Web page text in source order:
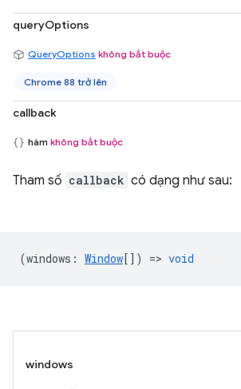
queryOptions
QueryOptions không bắt buộc
Chrome 88 trở lên
callback
hàm không bắt buộc
Tham số callback có dạng như sau:
(windows : Window[]) => void
windows